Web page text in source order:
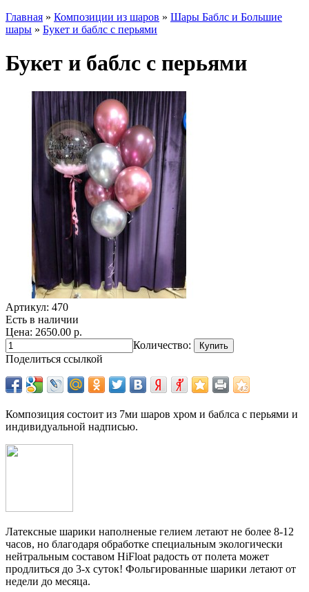
Главная » Композиции из шаров » Шары Баблс и Большие
шары » Букет и баблс с перьями
Букет и баблс с перьями
Артикул: 470
Есть в наличии
Цена: 2650.00 р.
Количество:
Поделиться ссылкой
Композиция состоит из 7ми шаров хром и баблса с перьями и
индивидуальной надписью.
Латексные шарики наполненые гелием летают не более 8-12
часов, но благодаря обработке специальным экологически
нейтральным составом HiFloat радость от полета может
продлиться до 3-х суток! Фольгированные шарики летают от
недели до месяца.